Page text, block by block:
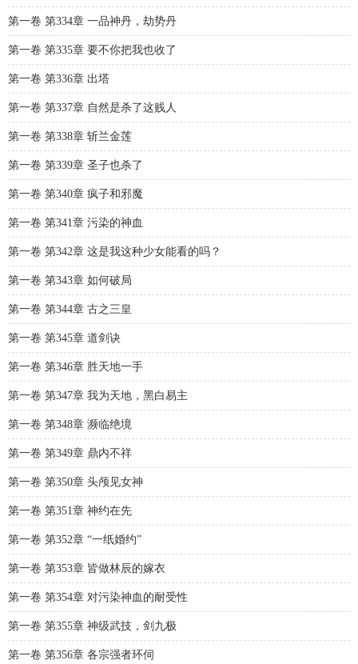
第一卷 第334章 一品神丹，劫势丹
第一卷 第335章 要不你把我也收了
第一卷 第336章 出塔
第一卷 第337章 自然是杀了这贱人
第一卷 第338章 斩兰金莲
第一卷 第339章 圣子也杀了
第一卷 第340章 疯子和邪魔
第一卷 第341章 污染的神血
第一卷 第342章 这是我这种少女能看的吗？
第一卷 第343章 如何破局
第一卷 第344章 古之三皇
第一卷 第345章 道剑诀
第一卷 第346章 胜天地一手
第一卷 第347章 我为天地，黑白易主
第一卷 第348章 濒临绝境
第一卷 第349章 鼎内不祥
第一卷 第350章 头颅见女神
第一卷 第351章 神约在先
第一卷 第352章 “一纸婚约”
第一卷 第353章 皆做林辰的嫁衣
第一卷 第354章 对污染神血的耐受性
第一卷 第355章 神级武技，剑九极
第一卷 第356章 各宗强者环伺